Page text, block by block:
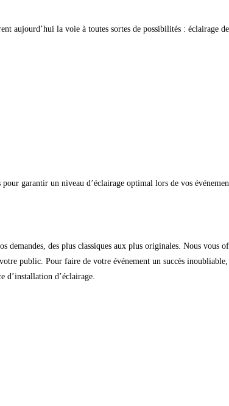
aujourd’hui la voie à toutes sortes de possibilités : éclairage
garantir un niveau d’éclairage optimal lors de vos
demandes, des plus classiques aux plus originales. Nous
public. Pour faire de votre événement un succès
d’installation d’éclairage.